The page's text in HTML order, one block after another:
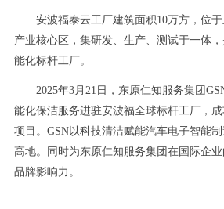
安波福泰云工厂建筑面积10万方，位于
产业核心区，集研发、生产、测试于一体
能化标杆工厂。
2025年3月21日，东原仁知服务集团
能化保洁服务进驻安波福全球标杆工厂，
项目。GSN以科技清洁赋能汽车电子智能
高地。同时为东原仁知服务集团在国际企
品牌影响力。